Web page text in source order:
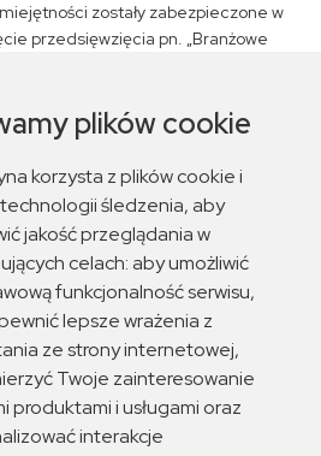
plików cookie
korzysta z plików cookie i
śledzenia, aby
jakość przeglądania w
celach:aby umożliwić
funkcjonalność serwisu,
lepsze wrażenia z
ze strony internetowej,
Twoje zainteresowanie
produktami i usługami oraz
interakcje
zostały zabezpieczone w
przedsięwzięcia pn. „Branżowe
„PKP Intercity” S.A., Związku
oraz ZSP nr 6 w Siedlcach"
nr KPO/22/1/BCU/U/0029,
z Fundacją Rozwoju Systemu
14 czerwca 2023 r.